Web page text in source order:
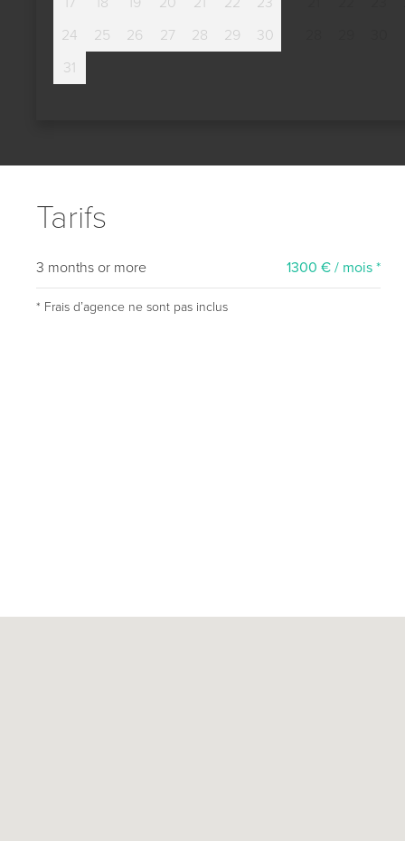
24
25 26 27 28 29
30
31
Tarifs
3 months or more 1300 € / mois *
* Frais dʼagence ne sont pas inclus